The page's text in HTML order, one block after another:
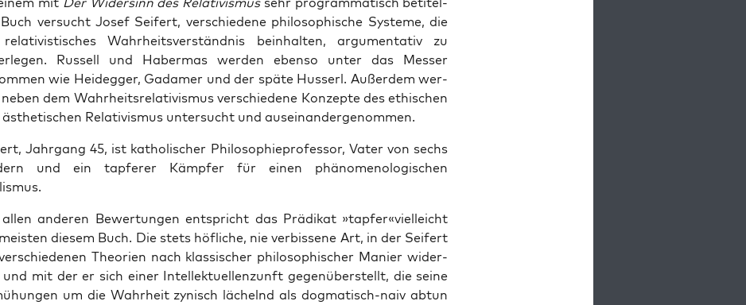
ver­sucht Josef Sei­fert, ver­schie­de­ne phi­lo­so­phi­sche Sys­te­me, die
Wahr­heits­ver­ständ­nis beinhal­ten, argu­men­ta­tiv zu
Rus­sell und Haber­mas wer­den eben­so unter das Mes­ser
wie Heid­eg­ger, Gada­mer und der spä­te Huss­erl. Außer­dem wer­
dem Wahr­heits­re­la­ti­vis­mus ver­schie­de­ne Kon­zep­te des ethi­schen
ästhe­ti­schen Rela­ti­vis­mus unter­sucht und auseinandergenommen.
Jahr­gang 45, ist katho­li­scher Phi­lo­so­phie­pro­fes­sor, Vater von sechs
und ein tap­fe­rer Kämp­fer für einen phä­no­me­no­lo­gi­schen
ande­ren Bewer­tun­gen ent­spricht das Prä­di­kat »tapfer«vielleicht
die­sem Buch. Die stets höf­li­che, nie ver­bis­se­ne Art, in der Sei­fert
Theo­rien nach klas­si­scher phi­lo­so­phi­scher Manier wider­
und mit der er sich einer Intel­lek­tu­el­lenzunft gegen­über­stellt, die sei­ne
um die Wahr­heit zynisch lächelnd als dog­ma­tisch-naiv abtun